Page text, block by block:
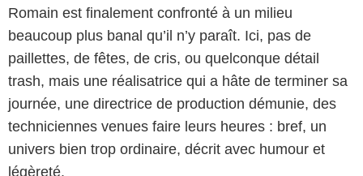
Romain est finalement confronté à un milieu
beaucoup plus banal qu’il n’y paraît. Ici, pas de
paillettes, de fêtes, de cris, ou quelconque détail
trash, mais une réalisatrice qui a hâte de terminer sa
journée, une directrice de production démunie, des
techniciennes venues faire leurs heures : bref, un
univers bien trop ordinaire, décrit avec humour et
légèreté.